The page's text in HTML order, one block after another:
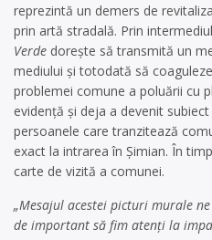
reprezintă un demers de
prin artă stradală. Prin
Verde dorește să transmită un
mediului și totodată să
problemei comune a poluării cu
evidență și deja a devenit
persoanele care tranzitează
exact la intrarea în Șimian. În
carte de vizită a comunei.
„Mesajul acestei picturi murale
de important să fim atenți la